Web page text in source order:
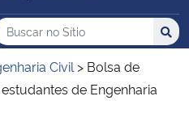
Sítio no no Sítio
Civil > Bolsa de
de Engenharia